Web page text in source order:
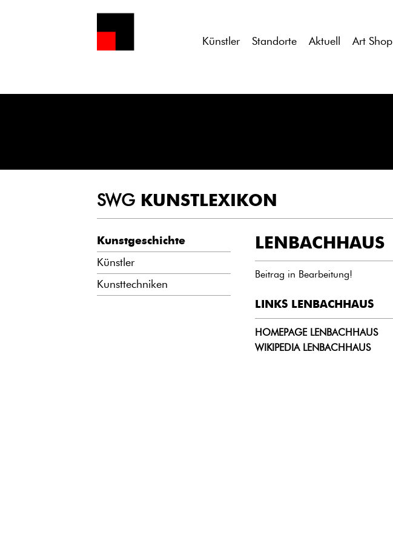
Künstler Standorte Aktuell Art Shop
SWG KUNSTLEXIKON
Kunstgeschichte
Künstler
Kunsttechniken
LENBACHHAUS
Beitrag in Bearbeitung!
LINKS LENBACHHAUS
HOMEPAGE LENBACHHAUS
WIKIPEDIA LENBACHHAUS